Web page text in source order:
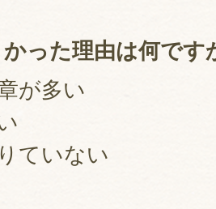
った理由は何です
が多い
ていない